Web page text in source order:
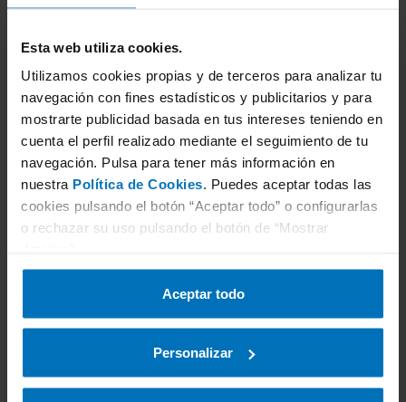
Esta web utiliza cookies.
Utilizamos cookies propias y de terceros para analizar tu
navegación con fines estadísticos y publicitarios y para
mostrarte publicidad basada en tus intereses teniendo en
cuenta el perfil realizado mediante el seguimiento de tu
navegación. Pulsa para tener más información en
nuestra Política de Cookies. Puedes aceptar todas las
cookies pulsando el botón “Aceptar todo” o configurarlas
o rechazar su uso pulsando el botón de “Mostrar
Aceptar todo
Personalizar
paradas levantando el pie del acelerador.
Te aconsejamos que eches un vistazo a nuestro
artículocómo es un coche eléctricopara que
conozcas más sobre este. Y, si te convence,
averigua qué debes hacer para instalar un punto de
carga en el garaje.